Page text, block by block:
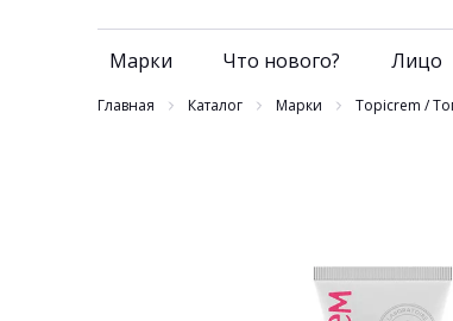
Марки Что нового? Лицо
Главная Каталог Марки Topicrem /